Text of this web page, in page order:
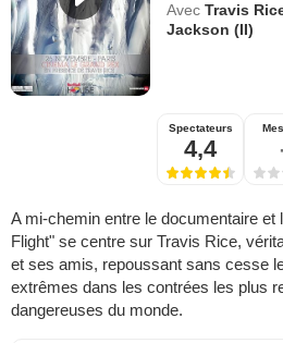
Avec Travis
Jackson (II)
Spectateurs
4,4
A mi-chemin entre le documentaire et
Flight" se centre sur Travis Rice,
et ses amis, repoussant sans cesse
extrêmes dans les contrées les plus
dangereuses du monde.